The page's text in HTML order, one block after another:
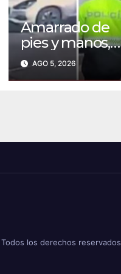
Amarrado de
pies y manos,
conductor en
Bogotá
AGO 5, 2026
los derechos reservados